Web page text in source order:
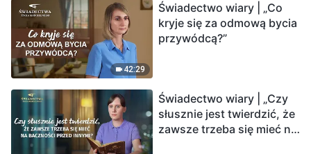
42:29
Świadectwo wiary | „Co
kryje się za odmową bycia
przywódcą?”
Świadectwo wiary | „Czy
słusznie jest twierdzić, że
zawsze trzeba się mieć na